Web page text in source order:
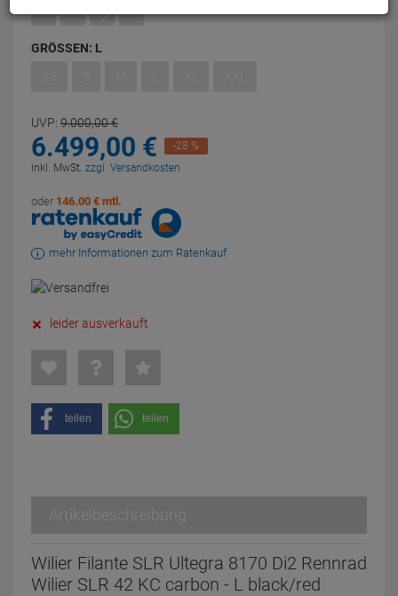
GRÖSSEN: L
UVP: 9.000,00€
6.499,00 €
-28 %
inkl. MwSt. zzgl. Versandkosten
oder 146.00 € mtl.
mehr Informationen zum Ratenkauf
leider ausverkauft
teilen teilen
Artikelbeschreibung
Wilier Filante SLR Ultegra 8170 Di2 Rennrad
Wilier SLR 42 KC carbon - L black/red